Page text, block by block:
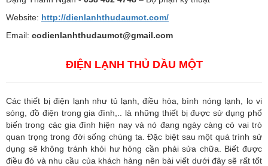
Website: http://dienlanhthudaumot.com/
Email: codienlanhthudaumot@gmail.com
ĐIỆN LẠNH THỦ DẦU MỘT
Các thiết bị điện lạnh như tủ lạnh, điều hòa, bình nóng lạnh, lo vi
sóng, đồ điện trong gia đình,.. là những thiết bị được sử dụng phổ
biến trong các gia đình hiện nay và nó đang ngày càng có vai trò
quan trọng trong đời sống chúng ta. Đặc biệt sau một quá trình sử
dụng sẽ không tránh khỏi hư hỏng cần phải sửa chữa. Biết được
điều đó và nhu cầu của khách hàng nên bài viết dưới đây sẽ rất tốt